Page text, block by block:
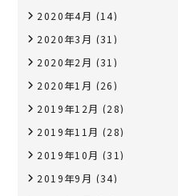
2020年4月 (14)
2020年3月 (31)
2020年2月 (31)
2020年1月 (26)
2019年12月 (28)
2019年11月 (28)
2019年10月 (31)
2019年9月 (34)